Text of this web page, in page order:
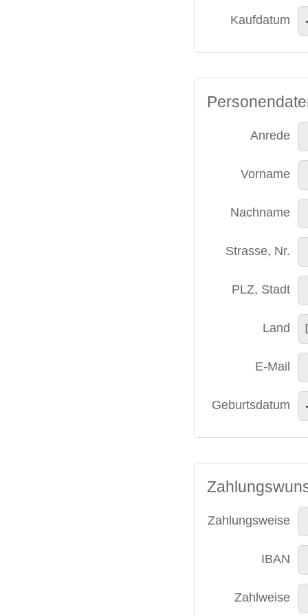
Kaufdatum
Anrede
Vorname
Nachname
Strasse, Nr.
PLZ, Stadt
Land
E-Mail
Geburtsdatum
Zahlungsweise
IBAN
Zahlweise